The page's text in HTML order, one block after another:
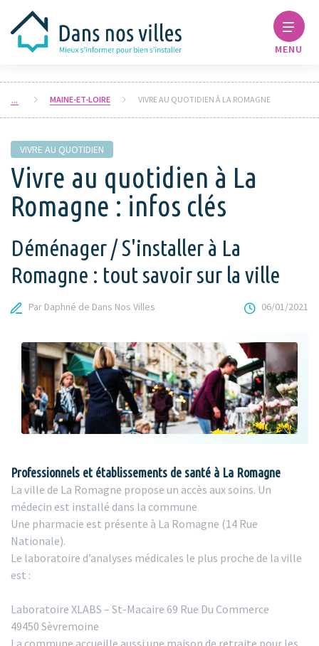
MENU
MAINE-ET-LOIRE VIVRE AU QUOTIDIEN À LA ROMAGNE
VIVRE AU QUOTIDIEN
Vivre au quotidien à La
Romagne : infos clés
Déménager / S'installer à La
Romagne : tout savoir sur la ville
Par Daphné de Dans Nos Villes 06/01/2021
Professionnels et établissements de santé à La Romagne
La ville de La Romagne propose un accès aux soins. Un
médecin est installé dans la commune
Une pharmacie est présente à La Romagne (14 Rue
Nationale).
Le laboratoire d’analyses médicales le plus proche de la ville
est :
Laboratoire XLABS – St-Macaire 69 Rue Du Commerce
49450 Sèvremoine
La commune accueille aussi une maison de retraite pour les